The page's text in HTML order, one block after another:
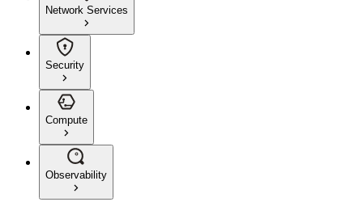
Network Services
Security
Compute
Observability